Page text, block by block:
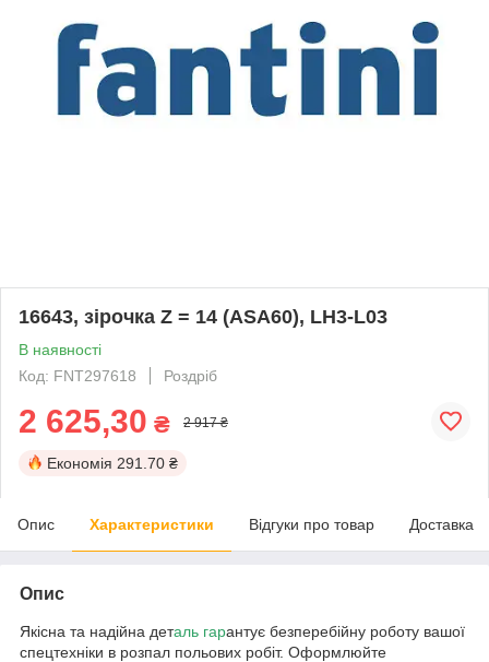
16643, зірочка Z = 14 (ASA60), LH3-L03
В наявності
Код: FNT297618
Роздріб
2 625,30 ₴ 2 917 ₴
Економія 291.70 ₴
Опис Характеристики Відгуки про товар Доставка
Опис
Якісна та надійна деталь гарантує безперебійну роботу вашої
спецтехніки в розпал польових робіт. Оформлюйте